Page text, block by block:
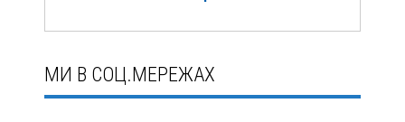
МИ В СОЦ.МЕРЕЖАХ